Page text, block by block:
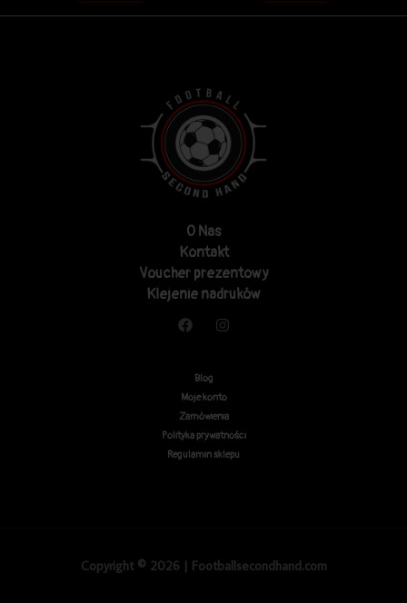
O Nas
Kontakt
Voucher prezentowy
Klejenie nadruków
Blog
Moje konto
Zamówienia
Polityka prywatności
Regulamin sklepu
Copyright © 2026 | Footballsecondhand.com